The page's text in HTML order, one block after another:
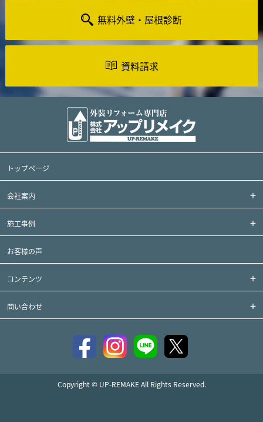
無料外壁・屋根診断
資料請求
トップページ
会社案内
施工事例
お客様の声
コンテンツ
問い合わせ
Copyright © UP-REMAKE All Rights Reserved.